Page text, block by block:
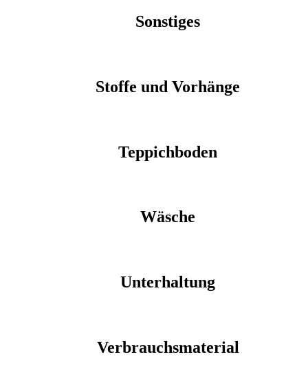
Sonstiges
Stoffe und Vorhänge
Teppichboden
Wäsche
Unterhaltung
Verbrauchsmaterial